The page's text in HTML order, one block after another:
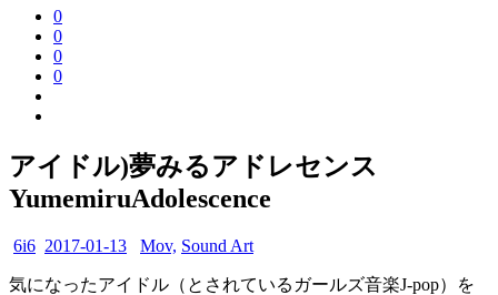
0
0
0
0
アイドル)夢みるアドレセンス
YumemiruAdolescence
6i6 2017-01-13 Mov, Sound Art
気になったアイドル（とされているガールズ音楽J-pop）を